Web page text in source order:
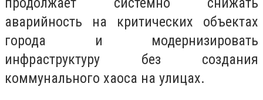
аварийность на критических объектах
города и модернизировать
инфраструктуру без создания
коммунального хаоса на улицах.